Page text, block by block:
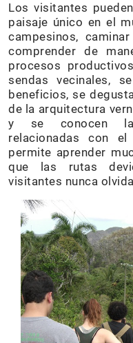
Los visitantes
paisaje único en el
campesinos,
comprender de
procesos
sendas vecinales,
beneficios, se
de la arquitectura
y se conocen
relacionadas con
permite aprender
que las rutas
visitantes nunca